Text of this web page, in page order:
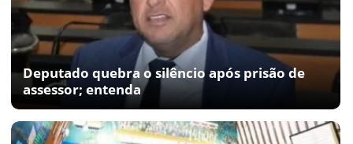
Deputado quebra o silêncio após prisão de
assessor; entenda